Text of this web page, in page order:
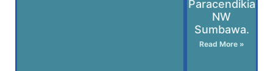
Paracendikia
NW
Sumbawa.
Read More »